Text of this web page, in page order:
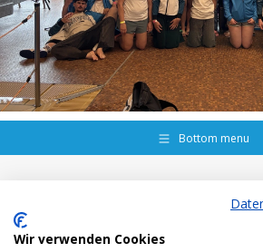
Bottom menu
Wir verwenden Cookies